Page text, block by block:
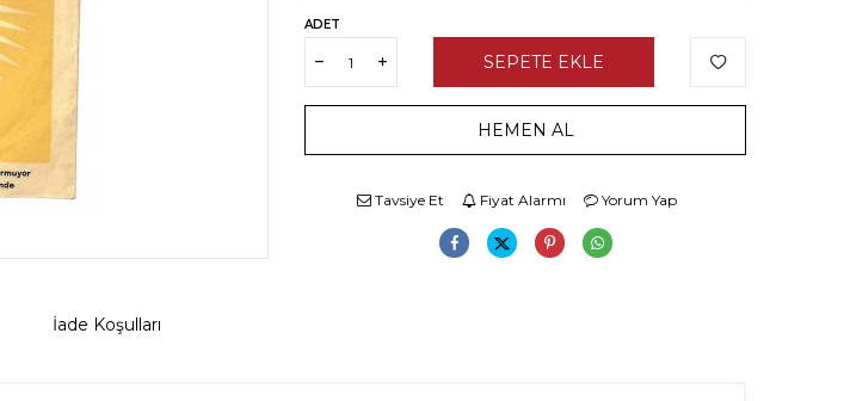
ADET
SEPETE EKLE
HEMEN AL
Tavsiye Et Fiyat Alarmı Yorum Yap
İade Koşulları